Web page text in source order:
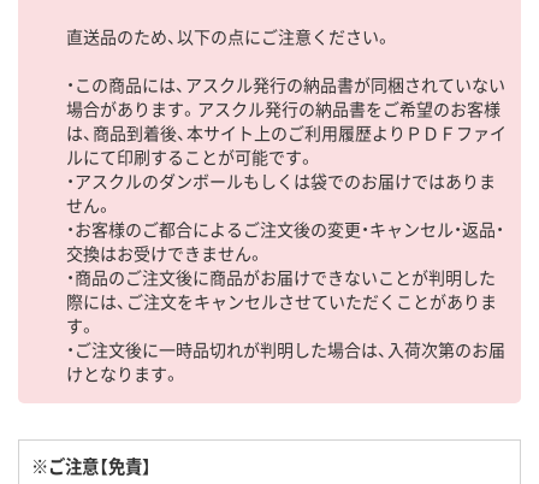
直送品のため、以下の点にご注意ください。
・この商品には、アスクル発行の納品書が同梱されていない
場合があります。アスクル発行の納品書をご希望のお客様
は、商品到着後、本サイト上のご利用履歴よりＰＤＦファイ
ルにて印刷することが可能です。
・アスクルのダンボールもしくは袋でのお届けではありま
せん。
・お客様のご都合によるご注文後の変更・キャンセル・返品・
交換はお受けできません。
・商品のご注文後に商品がお届けできないことが判明した
際には、ご注文をキャンセルさせていただくことがありま
す。
・ご注文後に一時品切れが判明した場合は、入荷次第のお届
けとなります。
※ご注意【免責】